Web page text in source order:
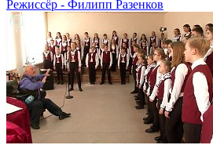
Режиссёр - Филипп Разенков